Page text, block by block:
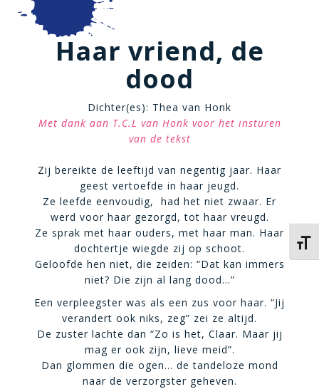
Haar vriend, de
dood
Dichter(es): Thea van Honk
Met dank aan T.C.L van Honk voor het insturen
van de tekst
Zij bereikte de leeftijd van negentig jaar. Haar
geest vertoefde in haar jeugd.
Ze leefde eenvoudig, had het niet zwaar. Er
werd voor haar gezorgd, tot haar vreugd.
Ze sprak met haar ouders, met haar man. Haar
dochtertje wiegde zij op schoot.
Geloofde hen niet, die zeiden: “Dat kan immers
niet? Die zijn al lang dood…”
Een verpleegster was als een zus voor haar. “Jij
verandert ook niks, zeg” zei ze altijd.
De zuster lachte dan “Zo is het, Claar. Maar jij
mag er ook zijn, lieve meid”.
Dan glommen die ogen… de tandeloze mond
naar de verzorgster geheven.